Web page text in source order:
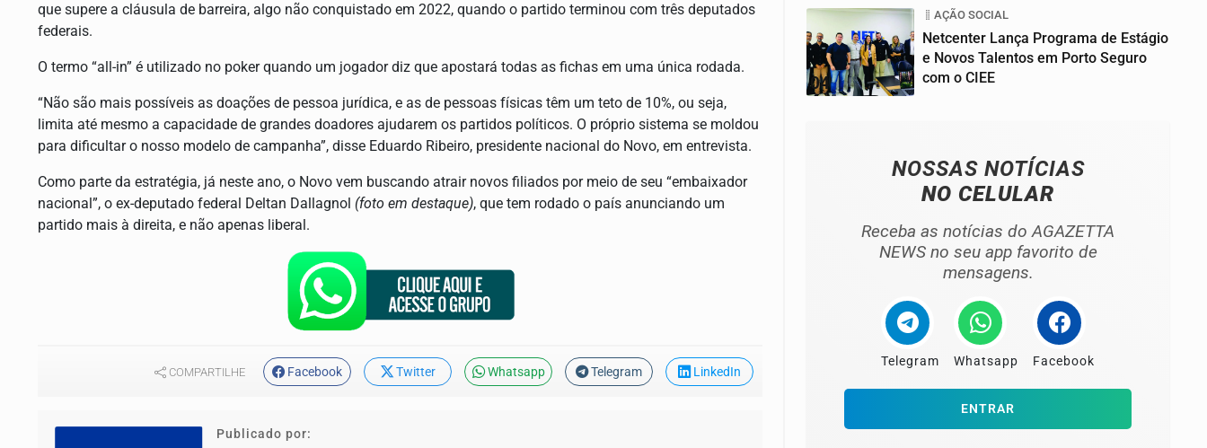
que supere a cláusula de barreira, algo não conquistado em 2022, quando o partido terminou com três deputados
federais.
O termo “all-in” é utilizado no poker quando um jogador diz que apostará todas as fichas em uma única rodada.
“Não são mais possíveis as doações de pessoa jurídica, e as de pessoas físicas têm um teto de 10%, ou seja,
limita até mesmo a capacidade de grandes doadores ajudarem os partidos políticos. O próprio sistema se moldou
para dificultar o nosso modelo de campanha”, disse Eduardo Ribeiro, presidente nacional do Novo, em entrevista.
Como parte da estratégia, já neste ano, o Novo vem buscando atrair novos filiados por meio de seu “embaixador
nacional”, o ex-deputado federal Deltan Dallagnol (foto em destaque), que tem rodado o país anunciando um
partido mais à direita, e não apenas liberal.
COMPARTILHE Facebook Twitter Whatsapp Telegram LinkedIn
Publicado por:
04
AÇÃO SOCIAL
Netcenter Lança Programa de Estágio
e Novos Talentos em Porto Seguro
com o CIEE
NOSSAS NOTÍCIAS
NO CELULAR
Receba as notícias do AGAZETTA
NEWS no seu app favorito de
mensagens.
Telegram Whatsapp Facebook
ENTRAR